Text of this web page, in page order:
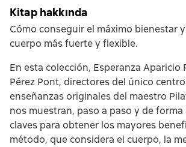
Kitap hakkında
Cómo conseguir el máximo bienestar
cuerpo más fuerte y flexible.
En esta colección, Esperanza Aparicio
Pérez Pont, directores del único
enseñanzas originales del maestro
nos muestran, paso a paso y de forma
claves para obtener los mayores
método, que considera el cuerpo, la